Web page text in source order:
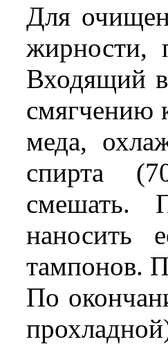
Для
жирности,
Входящий в
смягчению
меда,
спирта
смешать.
тампонов.
По